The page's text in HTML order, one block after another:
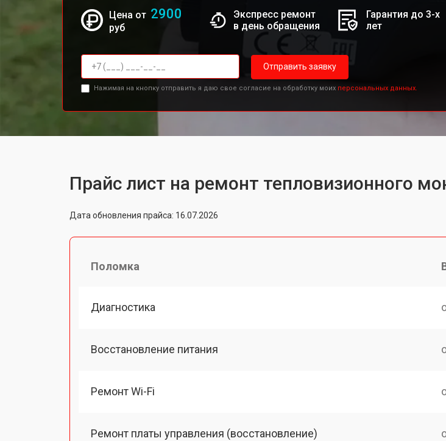
Цена от 2900
руб
Экспресс ремонт
в день обращения
Гарантия до 3-х
лет
Отправить заявку
Нажимая на кнопку отправить я даю свое согласие на обработку моих персональных данных.
Прайс лист на ремонт тепловизионного
Дата обновления прайса: 16.07.2026
Поломка
Диагностика
Восстановление питания
Ремонт Wi-Fi
Ремонт платы управления (восстановление)